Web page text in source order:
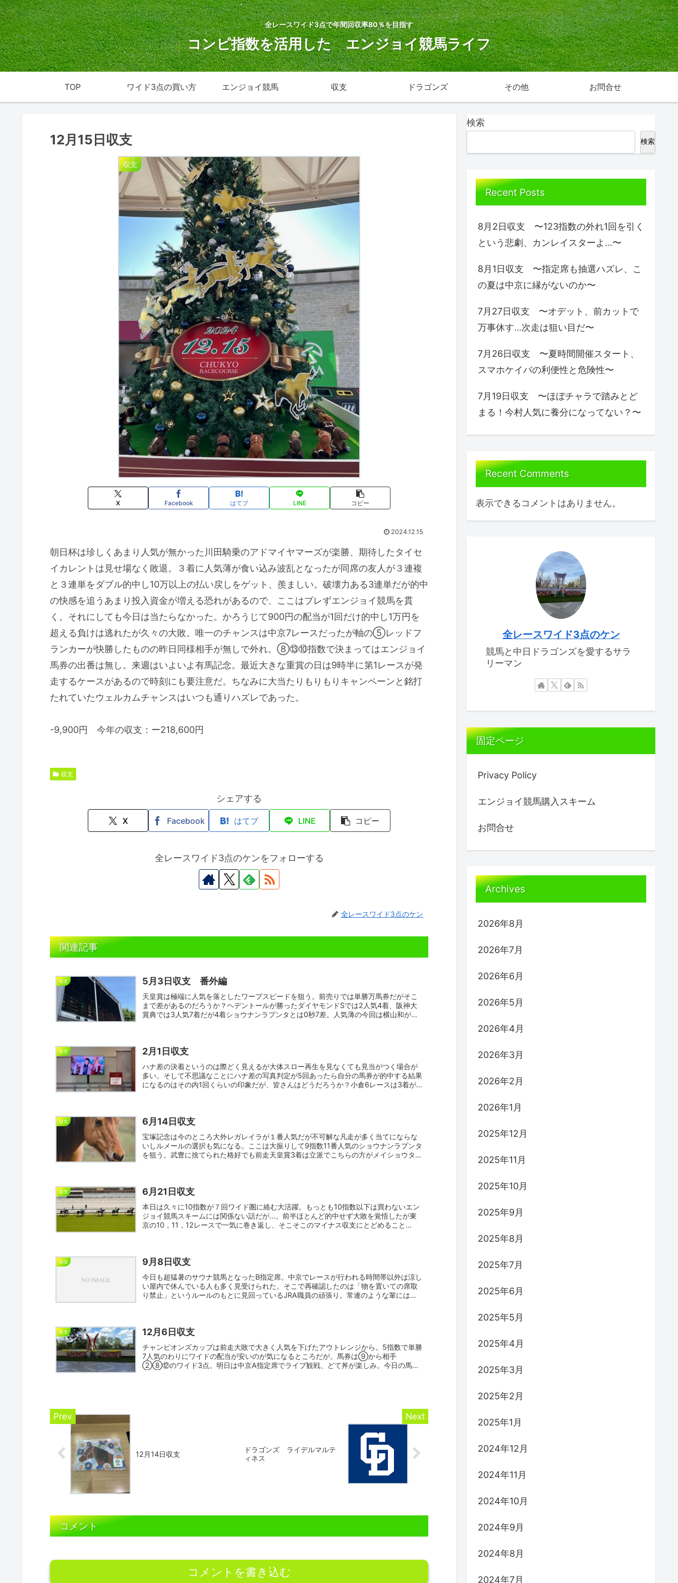
全レースワイド3点で年間回収率80％を目指す
コンピ指数を活用した エンジョイ競馬ライフ
TOP ワイド3点の買い方 エンジョイ競馬 収支 ドラゴンズ その他 お問合せ
12月15日収支
収支
X Facebook はてブ LINE コピー
2024.12.15
朝日杯は珍しくあまり人気が無かった川田騎乗のアドマイヤマーズが楽勝、期待したタイセ
イカレントは見せ場なく敗退。３着に人気薄が食い込み波乱となったが同席の友人が３連複
と３連単をダブル的中し10万以上の払い戻しをゲット、羨ましい。破壊力ある3連単だが的中
の快感を追うあまり投入資金が増える恐れがあるので、ここはブレずエンジョイ競馬を貫
く。それにしても今日は当たらなかった。かろうじて900円の配当が1回だけ的中し1万円を
超える負けは逃れたが久々の大敗。唯一のチャンスは中京7レースだったが軸の⑤レッドフ
ランカーが快勝したものの昨日同様相手が無しで外れ。⑧⑬⑩指数で決まってはエンジョイ
馬券の出番は無し。来週はいよいよ有馬記念。最近大きな重賞の日は9時半に第1レースが発
走するケースがあるので時刻にも要注意だ。ちなみに大当たりもりもりキャンペーンと銘打
たれていたウェルカムチャンスはいつも通りハズレであった。
-9,900円 今年の収支：ー218,600円
収支
シェアする
X Facebook はてブ LINE コピー
全レースワイド3点のケンをフォローする
全レースワイド3点のケン
関連記事
収支 5月3日収支 番外編
天皇賞は極端に人気を落としたワープスピードを狙う。前売りでは単勝万馬券だがそこ
まで差があるのだろうか？ヘデントールが勝ったダイヤモンドSでは2人気4着、阪神大
賞典では3人気7着だが4着ショウナンラプンタとは0秒7差。人気薄の今回は横山和が
収支 2月1日収支
ハナ差の決着というのは際どく見えるが大体スロー再生を見なくても見当がつく場合が
多い。そして不思議なことにハナ差の写真判定が5回あったら自分の馬券が的中する結果
になるのはその内1回くらいの印象だが、皆さんはどうだろうか？小倉6レースは3着が
収支 6月14日収支
宝塚記念は今のところ大外レガレイラが１番人気だが不可解な凡走が多く当てにならな
いしルメールの選択も気になる。ここは大振りして9指数11番人気のショウナンラプンタ
を狙う。武豊に捨てられた格好でも前走天皇賞3着は立派でこちらの方がメイショウタ
収支 6月21日収支
本日は久々に10指数が７回ワイド圏に絡む大活躍。もっとも10指数以下は買わないエン
ジョイ競馬スキームには関係ない話だが…。前半ほとんど的中せず大敗を覚悟したが東
京の10，11，12レースで一気に巻き返し、そこそこのマイナス収支にとどめること...
収支 9月8日収支
今日も超猛暑のサウナ競馬となったB指定席。中京でレースが行われる時間帯以外は涼し
い屋内で休んでいる人も多く見受けられた。そこで再確認したのは「物を置いての席取
り禁止」というルールのもとに見回っているJRA職員の頑張り。常連のような輩にはて
収支 12月6日収支
チャンピオンズカップは前走大敗で大きく人気を下げたアウトレンジから。5指数で単勝
7人気のわりにワイドの配当が安いのが気になるところだが。馬券は⑨から相手
②⑧⑫のワイド3点。明日は中京A指定席でライブ観戦、どて丼が楽しみ。今日の馬券
12月14日収支
ドラゴンズ ライデルマルテ
ィネス
コメント
コメントを書き込む
検索
検索
Recent Posts
8月2日収支 〜123指数の外れ1回を引く
という悲劇、カンレイスターよ…〜
8月1日収支 〜指定席も抽選ハズレ、こ
の夏は中京に縁がないのか〜
7月27日収支 〜オデット、前カットで
万事休す…次走は狙い目だ〜
7月26日収支 〜夏時間開催スタート、
スマホケイバの利便性と危険性〜
7月19日収支 〜ほぼチャラで踏みとど
まる！今村人気に養分になってない？〜
Recent Comments
表示できるコメントはありません。
全レースワイド3点のケン
競馬と中日ドラゴンズを愛するサラ
リーマン
固定ページ
Privacy Policy
エンジョイ競馬購入スキーム
お問合せ
Archives
2026年8月
2026年7月
2026年6月
2026年5月
2026年4月
2026年3月
2026年2月
2026年1月
2025年12月
2025年11月
2025年10月
2025年9月
2025年8月
2025年7月
2025年6月
2025年5月
2025年4月
2025年3月
2025年2月
2025年1月
2024年12月
2024年11月
2024年10月
2024年9月
2024年8月
2024年7月